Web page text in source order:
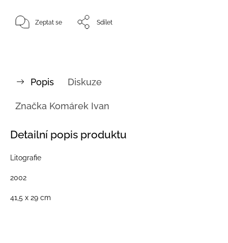
Zeptat se Sdílet
Popis Diskuze
Značka Komárek Ivan
Detailní popis produktu
Litografie
2002
41,5 x 29 cm